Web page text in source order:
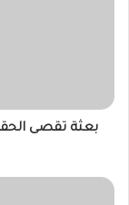
في
الفاشربعثة تقصى
مناوي